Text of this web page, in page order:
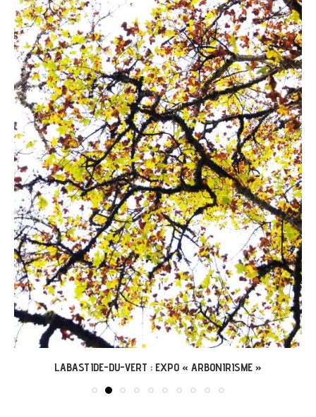
LABASTIDE-DU-VERT : EXPO « ARBONIRISME »